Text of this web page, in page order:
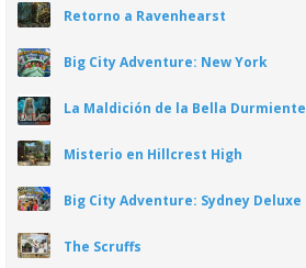
Retorno a Ravenhearst
Big City Adventure: New York
La Maldición de la Bella Durmiente
Misterio en Hillcrest High
Big City Adventure: Sydney Deluxe
The Scruffs